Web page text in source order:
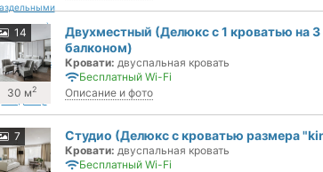
14
30 м2
Двухместный (Делюкс с 1 кроватью на 3
балконом)
Кровати: двуспальная кровать
Бесплатный Wi-Fi
Описание и фото
7 Студио (Делюкс с кроватью размера
Кровати: двуспальная кровать
Бесплатный Wi-Fi